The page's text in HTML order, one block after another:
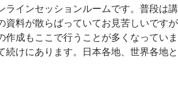
ホリスティックケア 発達凸凹
バック 応用行動分析ＡＢＡ ホ
ラインセッションルームです。普段は
資料が散らばっていてお見苦しいです
成もここで行うことが多くなっていま
続けにあります。日本各地、世界各地